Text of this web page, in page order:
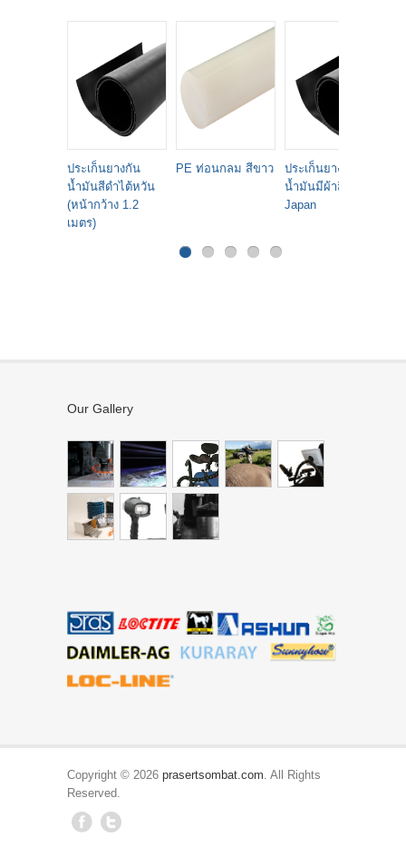
ประเก็นยางกัน
น้ำมันสีดำไต้หวัน
(หน้ากว้าง 1.2
เมตร)
PE ท่อนกลม สีขาว
ประเก็นยางกัน
น้ำมันมีผ้าสีดำ
Japan
Our Gallery
Copyright © 2026 prasertsombat.com . All Rights
Reserved.